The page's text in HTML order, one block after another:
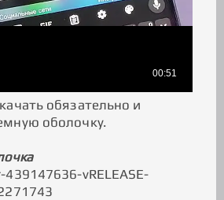
обязательно и
оболочку.
vRELEASE-